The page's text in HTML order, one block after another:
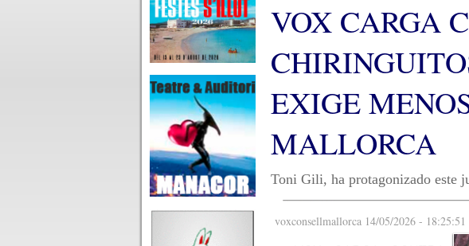
VOX CARGA
EXIGE
MALLORCA
Toni Gili, ha protagonizado este
voxconsellmallorca 14/05/2026 - 18:25:51